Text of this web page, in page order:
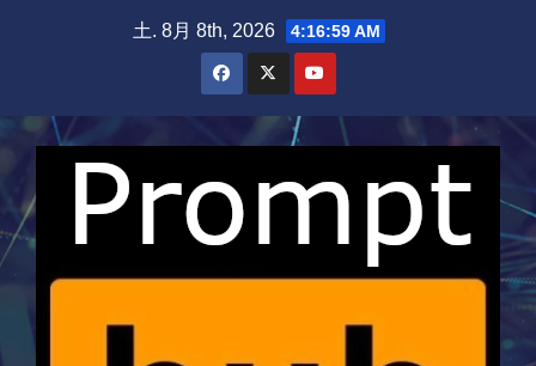
土. 8月 8th, 2026 4:16:59 AM